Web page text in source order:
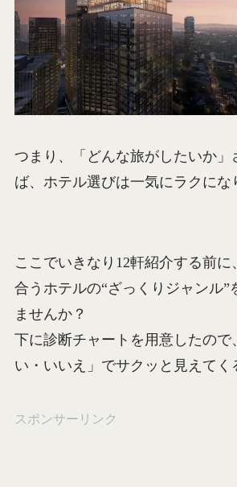
つまり、「どんな旅がしたいか」
ば、ホテル選びは一気にラクにな
ここでいきなり12軒紹介する前に
合うホテルの“ざっくりジャンル”
ませんか？
下に診断チャートを用意したので
い・いいえ」でサクッと見えてく
スポンサーリンク